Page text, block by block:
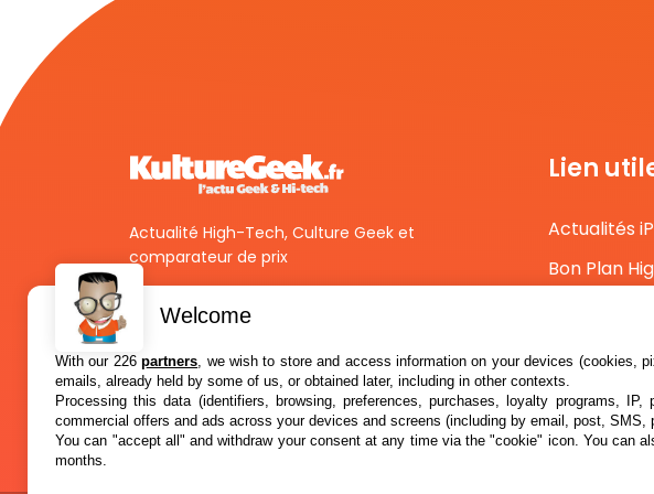
Actualité High-Tech, Culture Geek et
comparateur de prix
Lien
Actualités
Bon Plan
Welcome
With our 226partners, we wish to store and access information on your devices (cookies,
emails, already held by some of us, or obtained later, including in other contexts.
Processing this data (identifiers, browsing, preferences, purchases, loyalty programs,
commercial offers and ads across your devices and screens (including by email, post,
You can "accept all" and withdraw your consent at any time via the "cookie" icon. You can
months.